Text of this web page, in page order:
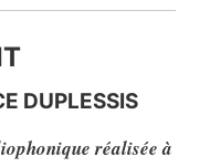
DUPLESSIS
réalisée à